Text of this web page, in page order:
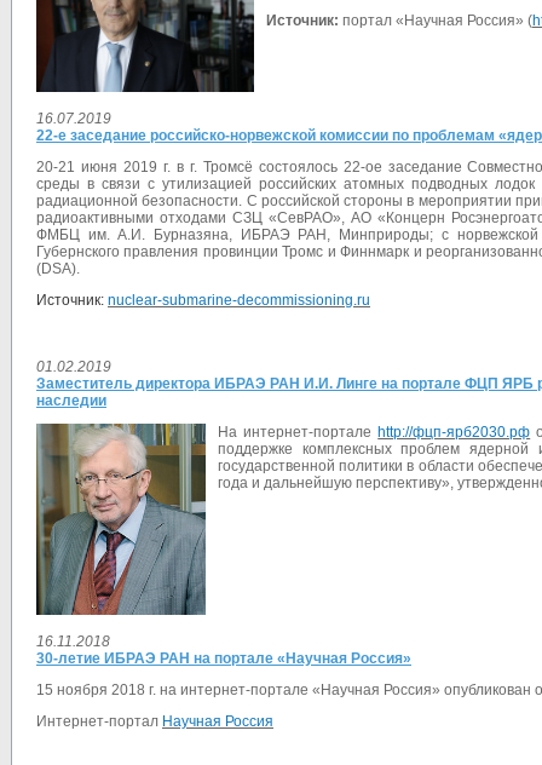
Источник: портал «Научная Россия» (
16.07.2019
22-е заседание российско-норвежской комиссии по проблемам
20-21 июня 2019 г. в г. Тромсё состоялось 22-ое заседание
среды в связи с утилизацией российских атомных подводных
радиационной безопасности. С российской стороны в мероприятии
радиоактивными отходами СЗЦ «СевРАО», АО «Концерн
ФМБЦ им. А.И. Бурназяна, ИБРАЭ РАН, Минприроды; с норвежской
Губернского правления провинции Тромс и Финнмарк и
(DSA).
Источник: nuclear-submarine-decommissioning.ru
01.02.2019
Заместитель директора ИБРАЭ РАН И.И. Линге на портале ФЦП ЯРБ
наследии
На интернет-портале http://фцп-ярб2030.рф
поддержке комплексных проблем
государственной политики в области
года и дальнейшую перспективу»,
16.11.2018
30-летие ИБРАЭ РАН на портале «Научная Россия»
15 ноября 2018 г. на интернет-портале «Научная Россия»
Интернет-портал Научная Россия